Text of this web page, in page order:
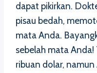
dapat pikirkan.
pisau bedah,
mata Anda.
sebelah mata
ribuan dolar,